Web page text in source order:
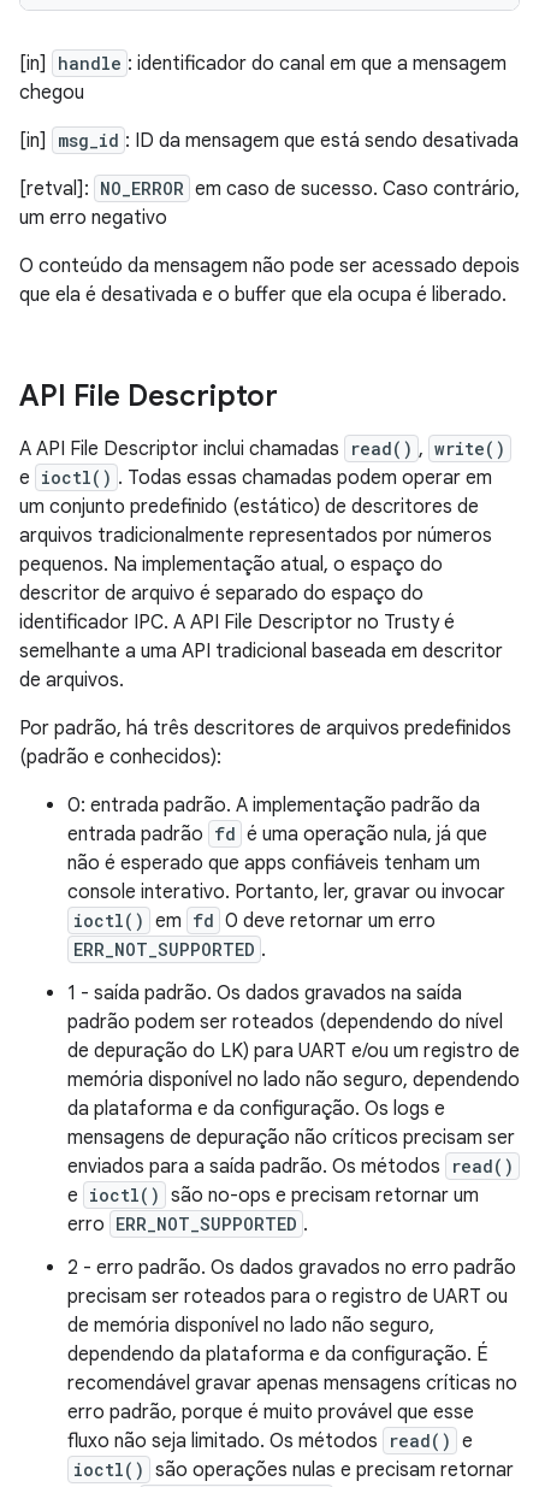
[in] handle : identificador do canal em que a mensagem
chegou
[in]
msg_id : ID da mensagem que está sendo desativada
[retval]: NO_ERROR em caso de sucesso. Caso contrário,
um erro negativo
O conteúdo da mensagem não pode ser acessado depois
que ela é desativada e o buffer que ela ocupa é liberado.
API File Descriptor
A API File Descriptor inclui chamadas read() , write()
e ioctl() . Todas essas chamadas podem operar em
um conjunto predefinido (estático) de descritores de
arquivos tradicionalmente representados por números
pequenos. Na implementação atual, o espaço do
descritor de arquivo é separado do espaço do
identificador IPC. A API File Descriptor no Trusty é
semelhante a uma API tradicional baseada em descritor
de arquivos.
Por padrão, há três descritores de arquivos predefinidos
(padrão e conhecidos):
0: entrada padrão. A implementação padrão da
entrada padrão fd é uma operação nula, já que
não é esperado que apps confiáveis tenham um
console interativo. Portanto, ler, gravar ou invocar
ioctl() em fd 0 deve retornar um erro
ERR_NOT_SUPPORTED .
1 - saída padrão. Os dados gravados na saída
padrão podem ser roteados (dependendo do nível
de depuração do LK) para UART e/ou um registro de
memória disponível no lado não seguro, dependendo
da plataforma e da configuração. Os logs e
mensagens de depuração não críticos precisam ser
enviados para a saída padrão. Os métodos
read()
e ioctl() são no-ops e precisam retornar um
erro ERR_NOT_SUPPORTED .
2 - erro padrão. Os dados gravados no erro padrão
precisam ser roteados para o registro de UART ou
de memória disponível no lado não seguro,
dependendo da plataforma e da configuração. É
recomendável gravar apenas mensagens críticas no
erro padrão, porque é muito provável que esse
fluxo não seja limitado. Os métodos
read() e
ioctl() são operações nulas e precisam retornar